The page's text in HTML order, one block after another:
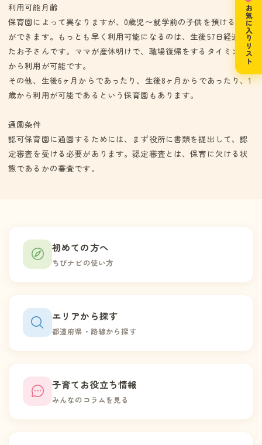
利用可能月齢
保育園によって異なりますが、0歳児〜就学前の子供を預けること
ができます。もっとも早く利用可能になるのは、生後57日経過し
たお子さんです。ママが産休明けで、職場復帰をするタイミング
から利用が可能です。
その他、生後6ヶ月からであったり、生後8ヶ月からであったり、1
歳から利用が可能であるという保育園もあります。
通園条件
認可保育園に通園するためには、まず役所に書類を提出して、認
定審査を受ける必要があります。認定審査とは、保育に欠ける状
態であるかの審査です。
初めての方へ
ちびナビの使い方
エリアから探す
都道府県・路線から探す
子育てお役立ち情報
みんなのコラムを見る
お気に入りリスト